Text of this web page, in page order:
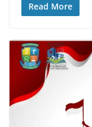
Read More